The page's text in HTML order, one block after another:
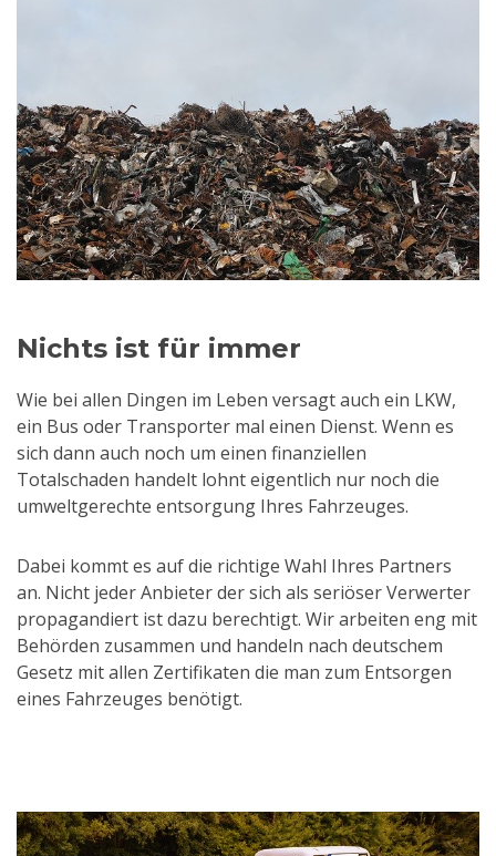
Nichts ist für immer
Wie bei allen Dingen im Leben versagt auch ein LKW,
ein Bus oder Transporter mal einen Dienst. Wenn es
sich dann auch noch um einen finanziellen
Totalschaden handelt lohnt eigentlich nur noch die
umweltgerechte entsorgung Ihres Fahrzeuges.
Dabei kommt es auf die richtige Wahl Ihres Partners
an. Nicht jeder Anbieter der sich als seriöser Verwerter
propagandiert ist dazu berechtigt. Wir arbeiten eng mit
Behörden zusammen und handeln nach deutschem
Gesetz mit allen Zertifikaten die man zum Entsorgen
eines Fahrzeuges benötigt.